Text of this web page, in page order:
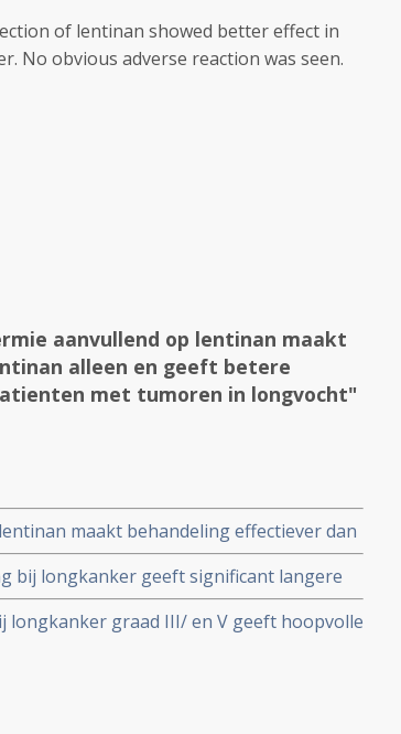
of lentinan showed better effect in
No obvious adverse reaction was seen.
aanvullend op lentinan maakt
alleen en geeft betere
met tumoren in longvocht"
maakt behandeling effectiever dan
van leven bij longkankerpatienten met
bij longkanker geeft significant langere
in overall overleving. Artikel
longkanker graad III/ en V geeft hoopvolle